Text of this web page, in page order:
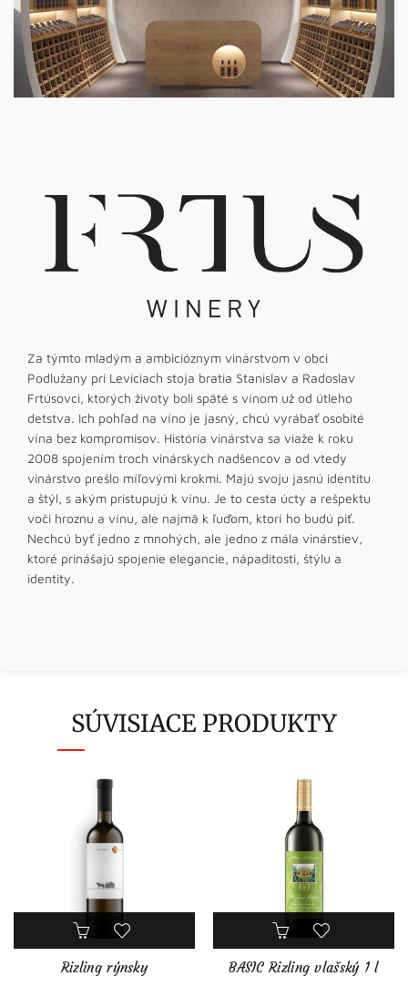
Za týmto mladým a ambicióznym vinárstvom v obci
Podlužany pri Leviciach stoja bratia Stanislav a Radoslav
Frtúsovci, ktorých životy boli späté s vínom už od útleho
detstva. Ich pohľad na víno je jasný, chcú vyrábať osobité
vína bez kompromisov. História vinárstva sa viaže k roku
2008 spojením troch vinárskych nadšencov a od vtedy
vinárstvo prešlo míľovými krokmi. Majú svoju jasnú identitu
a štýl, s akým pristupujú k vínu. Je to cesta úcty a rešpektu
voči hroznu a vínu, ale najmä k ľuďom, ktorí ho budú piť.
Nechcú byť jedno z mnohých, ale jedno z mála vinárstiev,
ktoré prinášajú spojenie elegancie, nápaditosti, štýlu a
identity.
SÚVISIACE PRODUKTY
Rizling rýnsky BASIC Rizling vlašský 1 l